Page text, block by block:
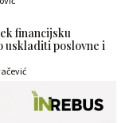
financijsku
uskladiti poslovne i